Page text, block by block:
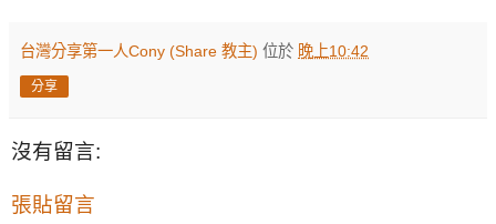
台灣分享第一人Cony (Share 教主) 位於 晚上10:42
分享
沒有留言:
張貼留言